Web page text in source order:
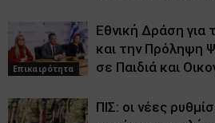
Επικαιρότητα
Εθνική Δράση για
και την Πρόληψη
σε Παιδιά και
ΠΙΣ: οι νέες